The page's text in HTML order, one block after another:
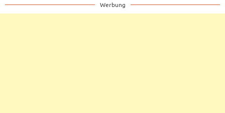
Werbung